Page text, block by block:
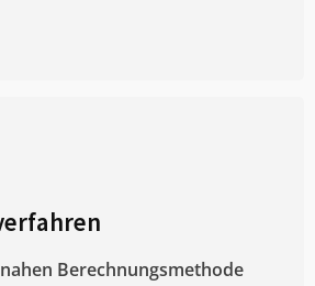
Berechnungsmethode